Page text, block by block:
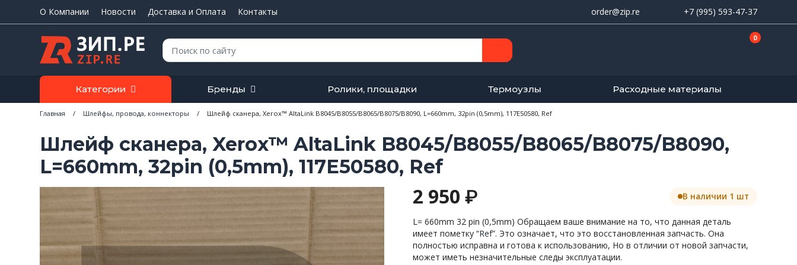
О Компании Новости Доставка и Оплата Контакты order@zip.re +7 (995) 593-47-37
Поиск: 0
Категории Бренды Ролики, площадки Термоузлы Расходные материалы
Главная / Шлейфы, провода, коннекторы / Шлейф сканера, Xerox™ AltaLink B8045/B8055/B8065/B8075/B8090, L=660mm, 32pin (0,5mm), 117E50580, Ref
Шлейф сканера, Xerox™ AltaLink B8045/B8055/B8065/B8075/B8090,
L=660mm, 32pin (0,5mm), 117E50580, Ref
2 950₽
L= 660mm 32 pin (0,5mm) Обращаем ваше внимание на то, что данная деталь
имеет пометку “Ref”. Это означает, что это восстановленная запчасть. Она
полностью исправна и готова к использованию, Но в отличии от новой запчасти,
может иметь незначительные следы эксплуатации.
В наличии 1 шт